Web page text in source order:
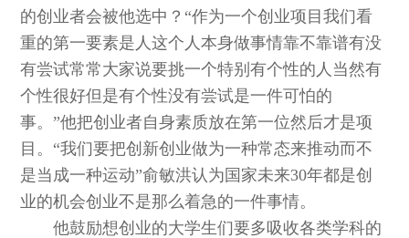
的创业者会被他选中？“作为一个创业项目我们看
重的第一要素是人这个人本身做事情靠不靠谱有没
有尝试常常大家说要挑一个特别有个性的人当然有
个性很好但是有个性没有尝试是一件可怕的
事。”他把创业者自身素质放在第一位然后才是项
目。“我们要把创新创业做为一种常态来推动而不
是当成一种运动”俞敏洪认为国家未来30年都是创
业的机会创业不是那么着急的一件事情。
他鼓励想创业的大学生们要多吸收各类学科的